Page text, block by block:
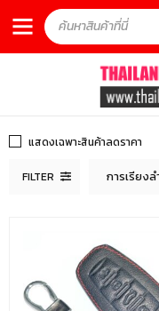
FILTER การเรียง
แสดงเฉพาะสินค้าลดราคา